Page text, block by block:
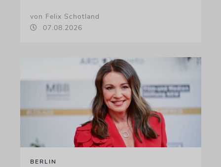
von Felix Schotland
07.08.2026
BERLIN